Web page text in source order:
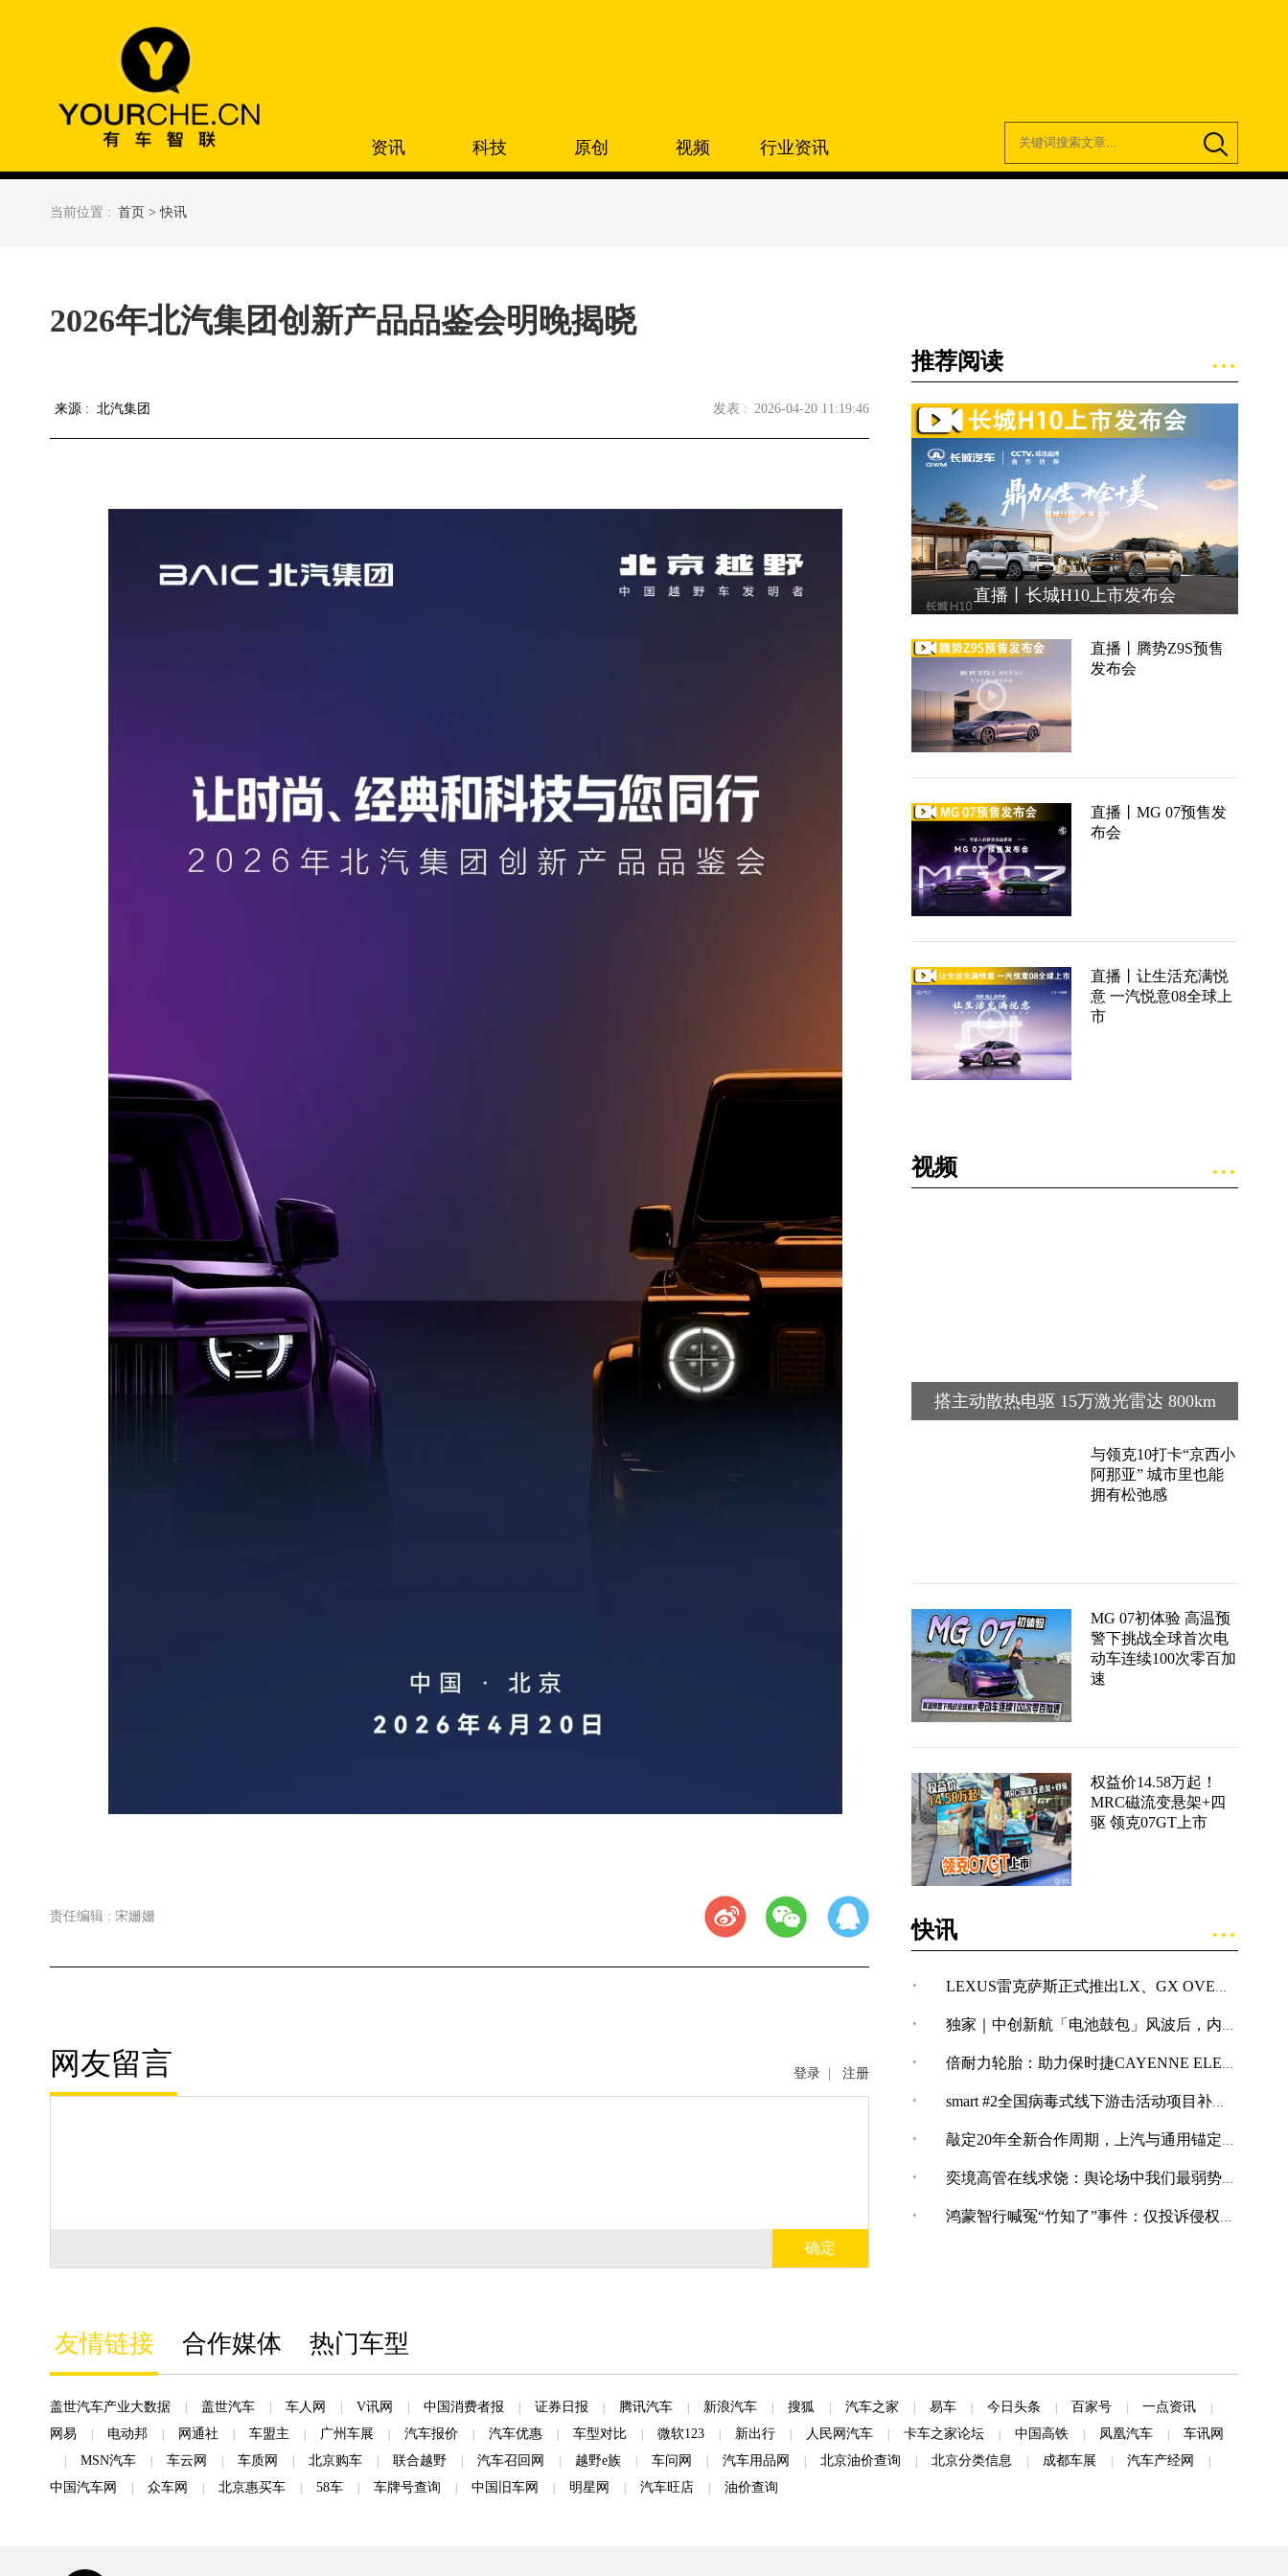
资讯 科技 原创 视频 行业资讯
当前位置 : 首页 >快讯
2026年北汽集团创新产品品鉴会明晚揭晓
来源 : 北汽集团 发表 : 2026-04-20 11:19:46
责任编辑 : 宋姗姗
网友留言 登录 注册
确定
推荐阅读
直播丨长城H10上市发布会
直播丨腾势Z9S预售
发布会
直播丨MG 07预售发
布会
直播丨让生活充满悦
意 一汽悦意08全球上
市
视频
搭主动散热电驱 15万激光雷达 800km
与领克10打卡“京西小
阿那亚” 城市里也能
拥有松弛感
MG 07初体验 高温预
警下挑战全球首次电
动车连续100次零百加
速
权益价14.58万起！
MRC磁流变悬架+四
驱 领克07GT上市
快讯
· LEXUS雷克萨斯正式推出LX、GX OVERTRAIL“黑马藏金版”车型
· 独家｜中创新航「电池鼓包」风波后，内部紧急开展技术改革
· 倍耐力轮胎：助力保时捷CAYENNE ELECTRIC创纪录加速表现
· smart #2全国病毒式线下游击活动项目补充公告
· 敲定20年全新合作周期，上汽与通用锚定“智电+全球化”合作新境
· 奕境高管在线求饶：舆论场中我们最弱势，打不还手骂不能还口
· 鸿蒙智行喊冤“竹知了”事件：仅投诉侵权内容，共下架144条！
友情链接 合作媒体 热门车型
盖世汽车产业大数据 | 盖世汽车 | 车人网 | V讯网 | 中国消费者报 | 证券日报 | 腾讯汽车 | 新浪汽车 | 搜狐 | 汽车之家 | 易车 | 今日头条 | 百家号 | 一点资讯 |
网易 | 电动邦 | 网通社 | 车盟主 | 广州车展 | 汽车报价 | 汽车优惠 | 车型对比 | 微软123 | 新出行 | 人民网汽车 | 卡车之家论坛 | 中国高铁 | 凤凰汽车 | 车讯网
| MSN汽车 | 车云网 | 车质网 | 北京购车 | 联合越野 | 汽车召回网 | 越野e族 | 车问网 | 汽车用品网 | 北京油价查询 | 北京分类信息 | 成都车展 | 汽车产经网 |
中国汽车网 | 众车网 | 北京惠买车 | 58车 | 车牌号查询 | 中国旧车网 | 明星网 | 汽车旺店 | 油价查询